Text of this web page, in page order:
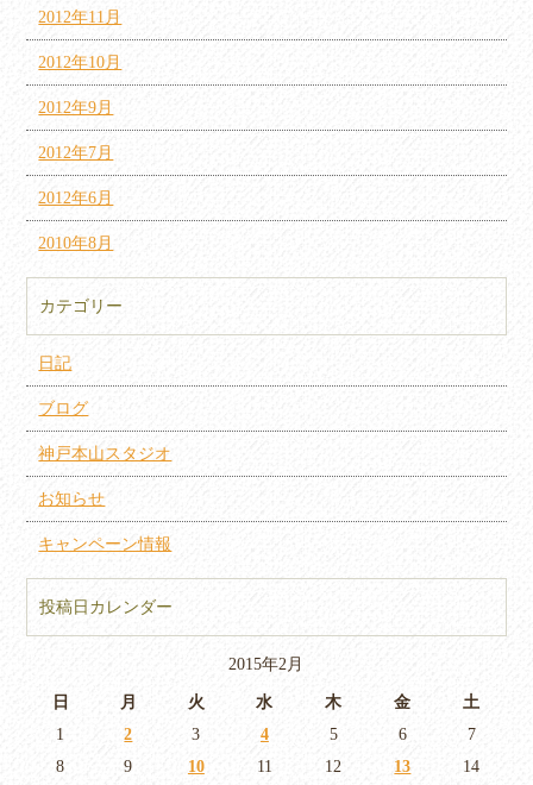
2012年11月
2012年10月
2012年9月
2012年7月
2012年6月
2010年8月
カテゴリー
日記
ブログ
神戸本山スタジオ
お知らせ
キャンペーン情報
投稿日カレンダー
2015年2月
日 月 火 水 木 金
土
1
2 3 4 5 6
7
8
9 10 11 12 13 14